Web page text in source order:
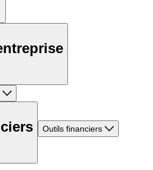
Outils financiers